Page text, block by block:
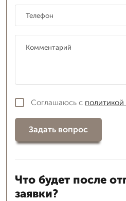
Соглашаюсь с
Задать вопрос
Что будет после
заявки?